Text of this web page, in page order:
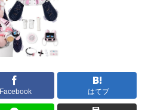
Facebook はてブ